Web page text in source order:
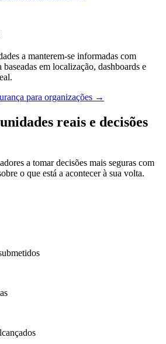
a manterem-se informadas com
baseadas em localização, dashboards e
para organizações →
reais e decisões
a tomar decisões mais seguras com
o que está a acontecer à sua volta.